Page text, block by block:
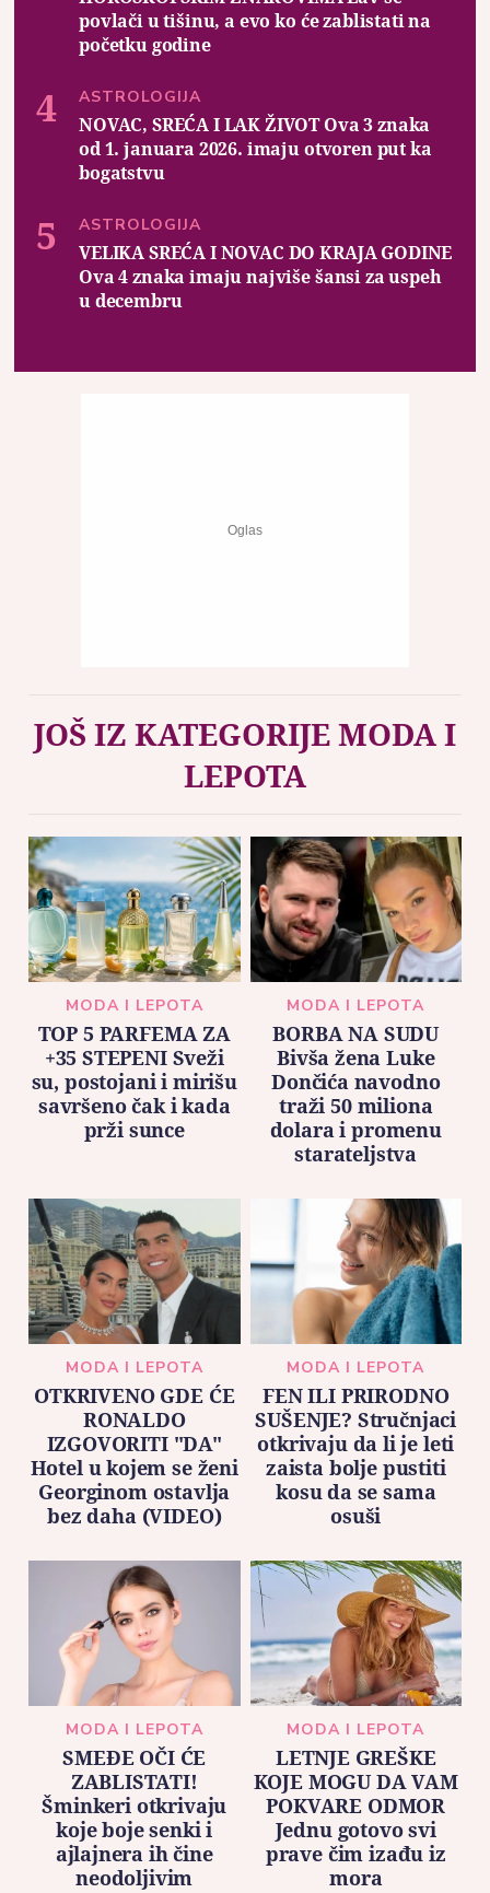
povlači u tišinu, a evo ko će zablistati na
početku godine
ASTROLOGIJA
NOVAC, SREĆA I LAK ŽIVOT Ova 3 znaka
od 1. januara 2026. imaju otvoren put ka
bogatstvu
ASTROLOGIJA
VELIKA SREĆA I NOVAC DO KRAJA GODINE
Ova 4 znaka imaju najviše šansi za uspeh
u decembru
JOŠ IZ KATEGORIJE MODA I
LEPOTA
MODA I LEPOTA
TOP 5 PARFEMA ZA
+35 STEPENI Sveži
su, postojani i mirišu
savršeno čak i kada
prži sunce
MODA I LEPOTA
BORBA NA SUDU
Bivša žena Luke
Dončića navodno
traži 50 miliona
dolara i promenu
starateljstva
MODA I LEPOTA
OTKRIVENO GDE ĆE
RONALDO
IZGOVORITI "DA"
Hotel u kojem se ženi
Georginom ostavlja
bez daha (VIDEO)
MODA I LEPOTA
FEN ILI PRIRODNO
SUŠENJE? Stručnjaci
otkrivaju da li je leti
zaista bolje pustiti
kosu da se sama
osuši
MODA I LEPOTA
SMEĐE OČI ĆE
ZABLISTATI!
Šminkeri otkrivaju
koje boje senki i
ajlajnera ih čine
neodoljivim
MODA I LEPOTA
LETNJE GREŠKE
KOJE MOGU DA VAM
POKVARE ODMOR
Jednu gotovo svi
prave čim izađu iz
mora